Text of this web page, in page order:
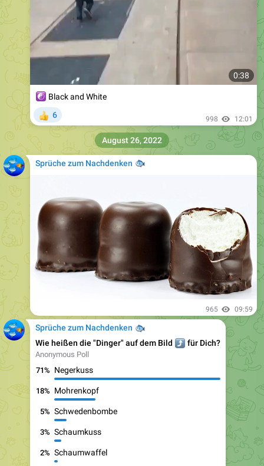
0:38
Black and White
6 998 12:01
Sprüche zum Nachdenken
🐟
965 09:59
August 26, 2022
Sprüche zum Nachdenken
🐟
Wie heißen die "Dinger" auf dem Bild
⤴️für Dich?
Anonymous Poll
71%
Negerkuss
18% Mohrenkopf
5% Schwedenbombe
3% Schaumkuss
2% Schaumwaffel